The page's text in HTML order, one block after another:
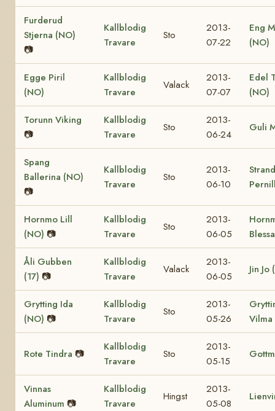
Furderud
Stjerna (NO)
📷
Kallblodig
Travare
Sto
2013-
07-22
Eng
(NO)
Egge Piril
(NO)
Kallblodig
Travare
Valack
2013-
07-07
Edel
(NO)
Torunn Viking
📷
Kallblodig
Travare
Sto
2013-
06-24
Guli
Spang
Ballerina (NO)
📷
Kallblodig
Travare
Sto
2013-
06-10
Hornmo Lill
(NO) 📷
Kallblodig
Travare
Sto
2013-
06-05
Åli Gubben
(17) 📷
Kallblodig
Travare
Valack
2013-
06-05
Jin Jo
Grytting Ida
(NO) 📷
Kallblodig
Travare
Sto
2013-
05-26
Rote Tindra 📷
Kallblodig
Travare
Sto
2013-
05-15
Vinnas
Aluminum 📷
Kallblodig
Travare
Hingst
2013-
05-08